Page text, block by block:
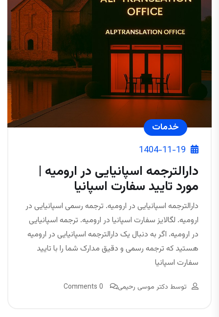
خدمات
1404-11-19
دارالترجمه اسپانیایی در ارومیه |
مورد تایید سفارت اسپانیا
دارالترجمه اسپانیایی در ارومیه. ترجمه رسمی اسپانیایی در
ارومیه. لگالایز سفارت اسپانیا در ارومیه. ترجمه اسپانیایی
در ارومیه. اگر به دنبال یک دارالترجمه اسپانیایی در ارومیه
هستید که ترجمه رسمی و دقیق مدارک شما را با تایید
سفارت اسپانیا
توسط دکتر موسی رحیمی 0 Comments